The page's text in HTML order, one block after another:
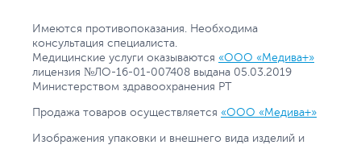
Имеются противопоказания. Необходима
консультация специалиста.
Медицинские услуги оказываются «ООО «Медива+»
лицензия №ЛО-16-01-007408 выдана 05.03.2019
Министерством здравоохранения РТ
Продажа товаров осуществляется «ООО «Медива+»
Изображения упаковки и внешнего вида изделий и